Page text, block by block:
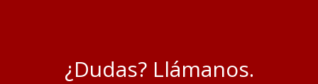
¿Dudas? Llámanos.